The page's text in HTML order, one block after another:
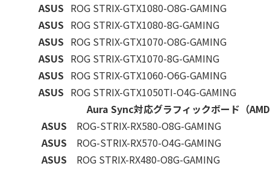
ASUS ROG STRIX-GTX1080-O8G-GAMING
ASUS ROG STRIX-GTX1080-8G-GAMING
ASUS ROG STRIX-GTX1070-O8G-GAMING
ASUS ROG STRIX-GTX1070-8G-GAMING
ASUS ROG STRIX-GTX1060-O6G-GAMING
ASUS ROG STRIX-GTX1050TI-O4G-GAMING
Aura Sync対応グラフィックボード（AMD
ASUS
ROG-STRIX-RX580-O8G-GAMING
ASUS
ROG-STRIX-RX570-O4G-GAMING
ASUS
ROG STRIX-RX480-O8G-GAMING